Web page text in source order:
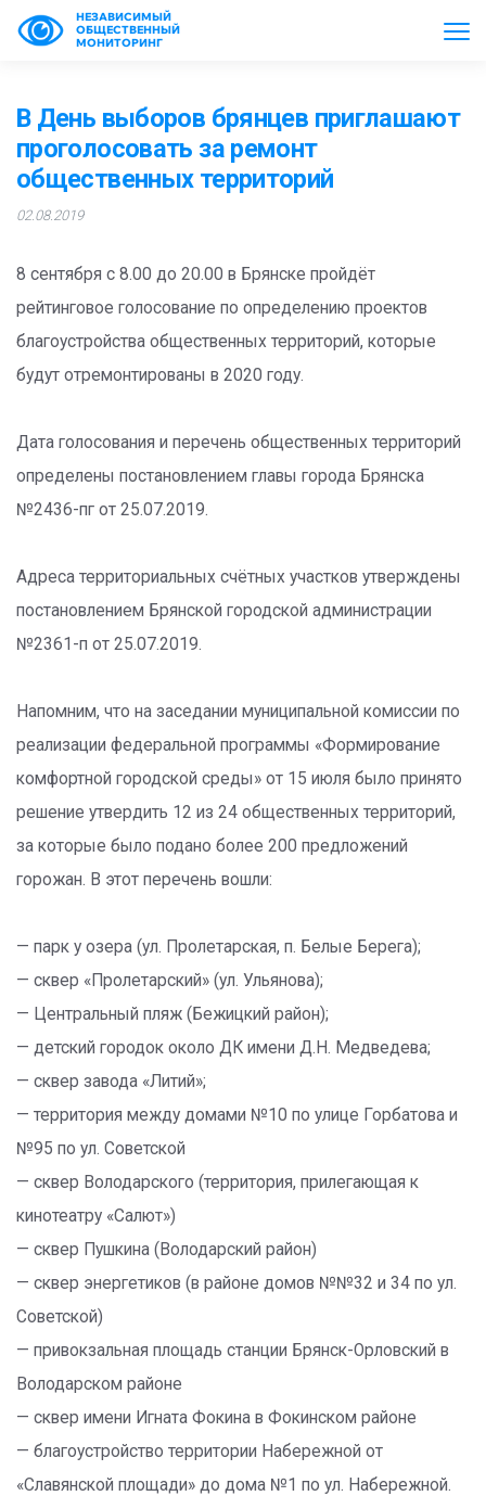
НЕЗАВИСИМЫЙ
ОБЩЕСТВЕННЫЙ
МОНИТОРИНГ
В День выборов брянцев приглашают
проголосовать за ремонт
общественных территорий
02.08.2019
8 сентября с 8.00 до 20.00 в Брянске пройдёт
рейтинговое голосование по определению проектов
благоустройства общественных территорий, которые
будут отремонтированы в 2020 году.
Дата голосования и перечень общественных территорий
определены постановлением главы города Брянска
№2436-пг от 25.07.2019.
Адреса территориальных счётных участков утверждены
постановлением Брянской городской администрации
№2361-п от 25.07.2019.
Напомним, что на заседании муниципальной комиссии по
реализации федеральной программы «Формирование
комфортной городской среды» от 15 июля было принято
решение утвердить 12 из 24 общественных территорий,
за которые было подано более 200 предложений
горожан. В этот перечень вошли:
— парк у озера (ул. Пролетарская, п. Белые Берега);
— сквер «Пролетарский» (ул. Ульянова);
— Центральный пляж (Бежицкий район);
— детский городок около ДК имени Д.Н. Медведева;
— сквер завода «Литий»;
— территория между домами №10 по улице Горбатова и
№95 по ул. Советской
— сквер Володарского (территория, прилегающая к
кинотеатру «Салют»)
— сквер Пушкина (Володарский район)
— сквер энергетиков (в районе домов №№32 и 34 по ул.
Советской)
— привокзальная площадь станции Брянск-Орловский в
Володарском районе
— сквер имени Игната Фокина в Фокинском районе
— благоустройство территории Набережной от
«Славянской площади» до дома №1 по ул. Набережной.